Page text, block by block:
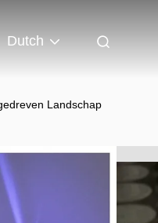
Dutch
Landschap